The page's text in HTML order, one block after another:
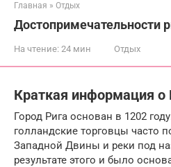
Главная » Отдых
Достопримечательности
На чтение: 24 мин Отдых
Краткая информация о
Город Рига основан в 1202
голландские торговцы часто
Западной Двины и реки под
результате этого и было